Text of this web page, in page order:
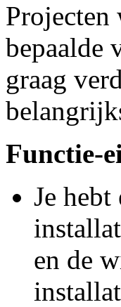
Projecten
bepaalde
graag
Functie-
Je
en de